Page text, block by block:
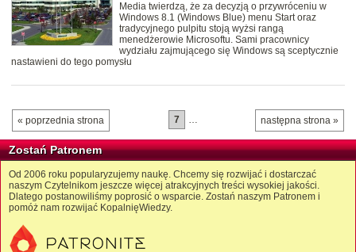
Media twierdzą, że za decyzją o przywróceniu w
Windows 8.1 (Windows Blue) menu Start oraz
tradycyjnego pulpitu stoją wyżsi rangą
menedżerowie Microsoftu. Sami pracownicy
wydziału zajmującego się Windows są sceptycznie
nastawieni do tego pomysłu
« poprzednia strona następna strona »
7 …
Zostań Patronem
Od 2006 roku popularyzujemy naukę. Chcemy się rozwijać i dostarczać
naszym Czytelnikom jeszcze więcej atrakcyjnych treści wysokiej jakości.
Dlatego postanowiliśmy poprosić o wsparcie. Zostań naszym Patronem i
pomóż nam rozwijać KopalnięWiedzy.